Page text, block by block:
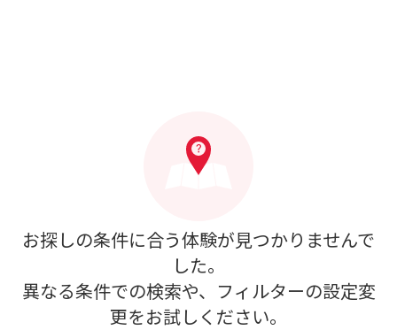
お探しの条件に合う体験が見つかりませんで
した。
異なる条件での検索や、フィルターの設定変
更をお試しください。